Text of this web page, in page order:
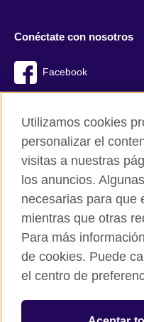
Conéctate con nosotros
Facebook
British Council global
Políticas de privacidad y
© 2026 British Council
Utilizamos cookies
personalizar el
visitas a nuestras
los anuncios.
necesarias para que
mientras que otras
Para más
de cookies. Puede
el centro de